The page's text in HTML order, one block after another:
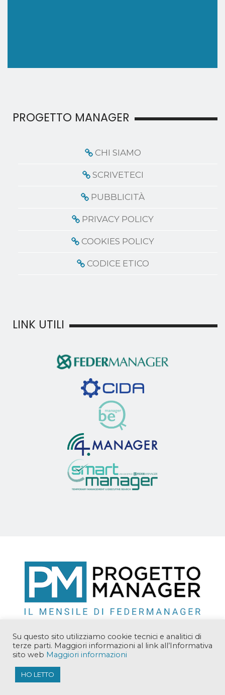
PROGETTO MANAGER
CHI SIAMO
SCRIVETECI
PUBBLICITÀ
PRIVACY POLICY
COOKIES POLICY
CODICE ETICO
LINK UTILI
Copyright © 2018 Manager Solutions Srl. Tutti i diritti
Su questo sito utilizziamo cookie tecnici e analitici di
terze parti. Maggiori informazioni al link all’Informativa
sito web Maggiori informazioni
HO LETTO